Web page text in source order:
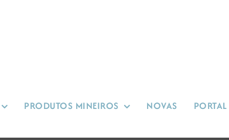
PRODUTOS MINEIROS NOVAS